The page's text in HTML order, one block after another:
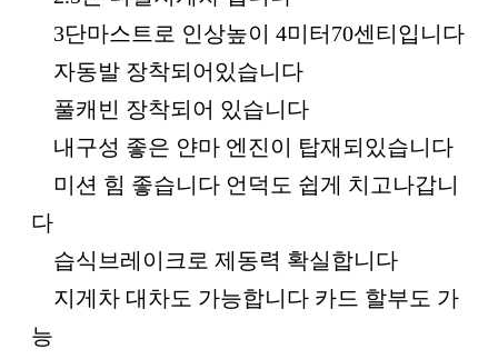
3단마스트로 인상높이 4미터70센티입니다
자동발 장착되어있습니다
풀캐빈 장착되어 있습니다
내구성 좋은 얀마 엔진이 탑재되있습니다
미션 힘 좋습니다 언덕도 쉽게 치고나갑니
다
습식브레이크로 제동력 확실합니다
지게차 대차도 가능합니다 카드 할부도 가
능